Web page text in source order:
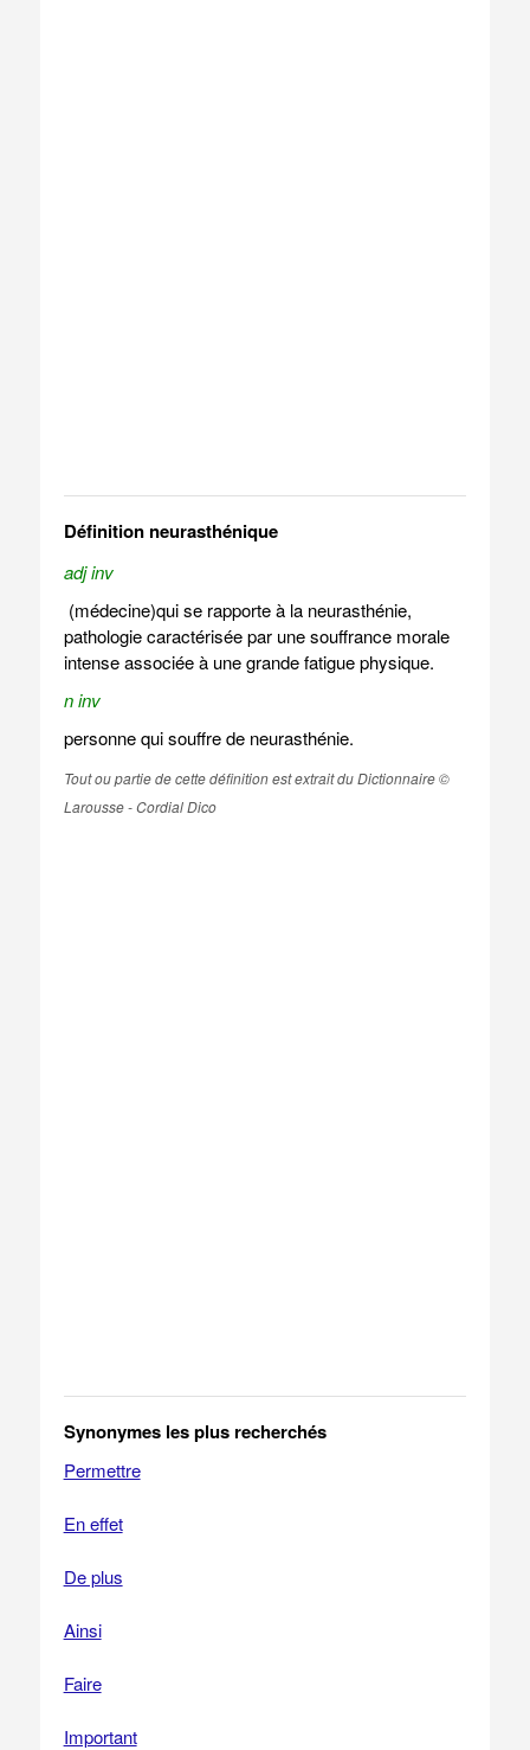
Définition neurasthénique
adj inv
(médecine)qui se rapporte à la neurasthénie,
pathologie caractérisée par une souffrance morale
intense associée à une grande fatigue physique.
n inv
personne qui souffre de neurasthénie.
Tout ou partie de cette définition est extrait du Dictionnaire ©
Larousse - Cordial Dico
Synonymes les plus recherchés
Permettre
En effet
De plus
Ainsi
Faire
Important